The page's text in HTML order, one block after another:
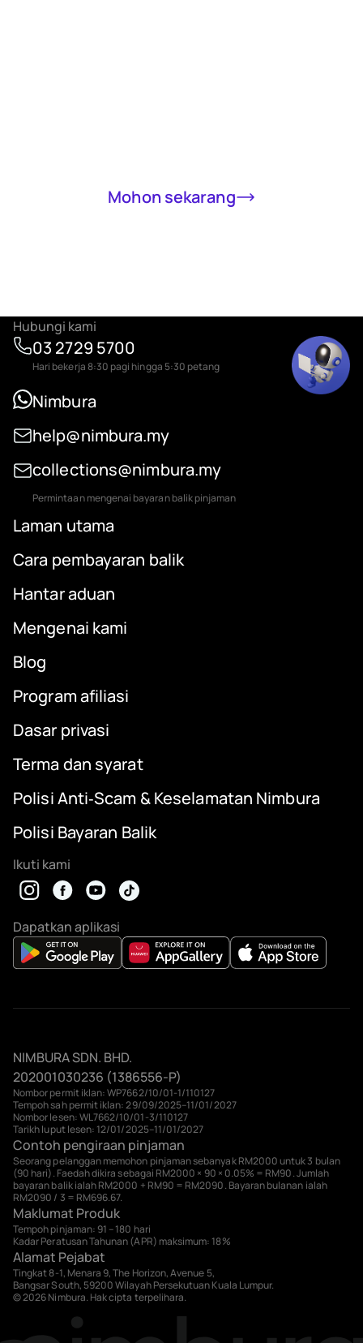
Mohon sekarang
Hubungi kami
03 2729 5700
Hari bekerja 8:30 pagi hingga 5:30 petang
Nimbura
help@nimbura.my
collections@nimbura.my
Permintaan mengenai bayaran balik pinjaman
Laman utama
Cara pembayaran balik
Hantar aduan
Mengenai kami
Blog
Program afiliasi
Dasar privasi
Terma dan syarat
Polisi Anti‑Scam & Keselamatan Nimbura
Polisi Bayaran Balik
Ikuti kami
Dapatkan aplikasi
NIMBURA SDN. BHD.
202001030236 (1386556-P)
Nombor permit iklan: WP7662/10/01-1/110127
Tempoh sah permit iklan: 29/09/2025–11/01/2027
Nombor lesen: WL7662/10/01-3/110127
Tarikh luput lesen: 12/01/2025–11/01/2027
Contoh pengiraan pinjaman
Seorang pelanggan memohon pinjaman sebanyak RM2000 untuk 3 bulan
(90 hari). Faedah dikira sebagai RM2000 × 90 × 0.05% = RM90. Jumlah
bayaran balik ialah RM2000 + RM90 = RM2090. Bayaran bulanan ialah
RM2090 / 3 = RM696.67.
Maklumat Produk
Tempoh pinjaman: 91 – 180 hari
Kadar Peratusan Tahunan (APR) maksimum: 18%
Alamat Pejabat
Tingkat 8-1, Menara 9, The Horizon, Avenue 5,
Bangsar South, 59200 Wilayah Persekutuan Kuala Lumpur.
© 2026 Nimbura. Hak cipta terpelihara.